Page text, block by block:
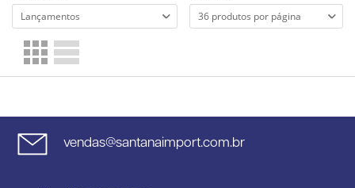
vendas@santanaimport.com.br